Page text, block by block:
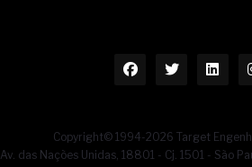
Copyright© 1994-2026 Target
Av. das Nações Unidas, 18801 - Cj. 1501 - São